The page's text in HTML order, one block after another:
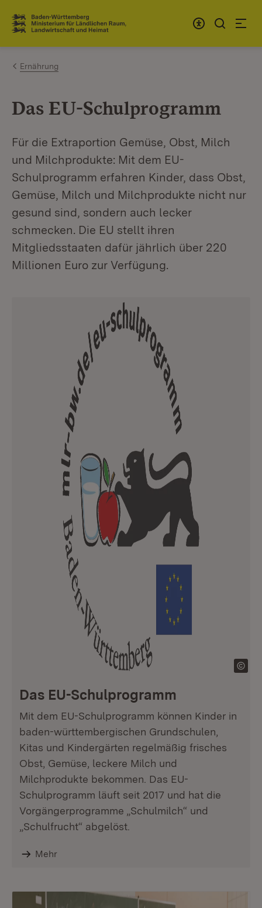
Zum Inhalt springen
Link zur Startseite
Ernährung
Das EU-Schulprogramm
Für die Extraportion Gemüse, Obst, Milch
und Milchprodukte: Mit dem EU-
Schulprogramm erfahren Kinder, dass Obst,
Gemüse, Milch und Milchprodukte nicht nur
gesund sind, sondern auch lecker
schmecken. Die EU stellt ihren
Mitgliedsstaaten dafür jährlich über 220
Millionen Euro zur Verfügung.
Das EU-Schulprogramm
Mit dem EU-Schulprogramm können Kinder in
baden-württembergischen Grundschulen,
Kitas und Kindergärten regelmäßig frisches
Obst, Gemüse, leckere Milch und
Milchprodukte bekommen. Das EU-
Schulprogramm läuft seit 2017 und hat die
Vorgängerprogramme „Schulmilch“ und
„Schulfrucht“ abgelöst.
Mehr